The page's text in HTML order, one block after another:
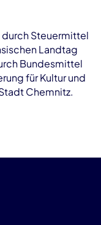
durch Steuermittel
Landtag
Bundesmittel
für Kultur und
Chemnitz.